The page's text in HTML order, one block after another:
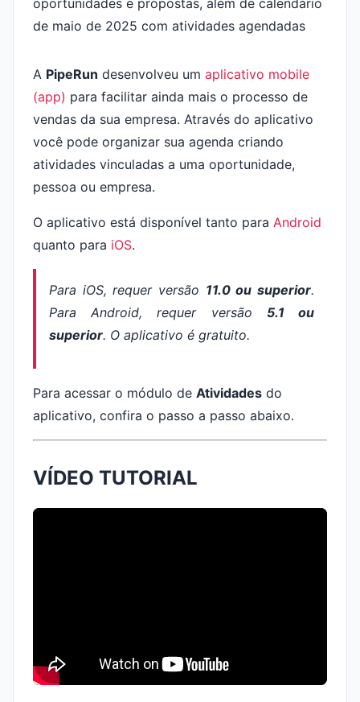
A PipeRun desenvolveu um aplicativo mobile
(app) para facilitar ainda mais o processo de
vendas da sua empresa. Através do aplicativo
você pode organizar sua agenda criando
atividades vinculadas a uma oportunidade,
pessoa ou empresa.
O aplicativo está disponível tanto para Android
quanto para iOS.
Para iOS, requer versão 11.0 ou superior.
Para Android, requer versão 5.1 ou
superior. O aplicativo é gratuito.
Para acessar o módulo de Atividades do
aplicativo, confira o passo a passo abaixo.
VÍDEO TUTORIAL